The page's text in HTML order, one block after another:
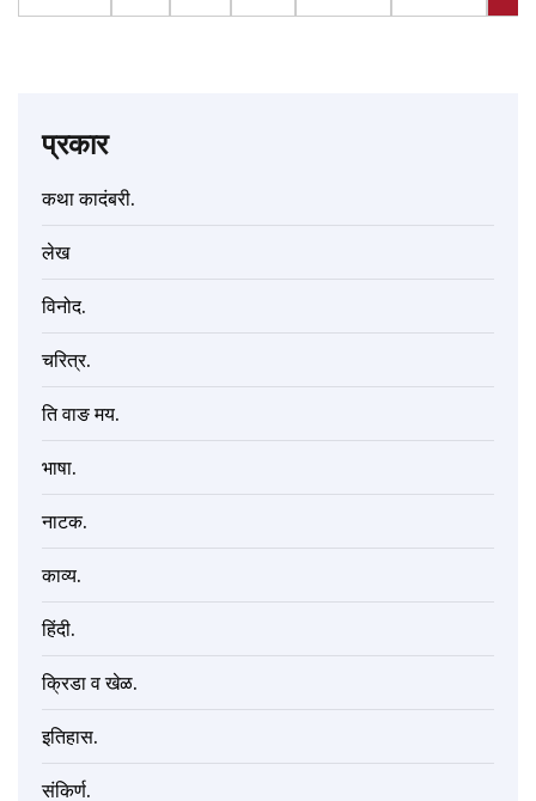
प्रकार
कथा कादंबरी.
लेख
विनोद.
चरित्र.
ति वाङ मय.
भाषा.
नाटक.
काव्य.
हिंदी.
क्रिडा व खेळ.
इतिहास.
संकिर्ण.